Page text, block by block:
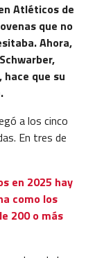
Atléticos de
que no
Ahora,
hace que su
a los cinco
En tres de
en 2025 hay
como los
200 o más